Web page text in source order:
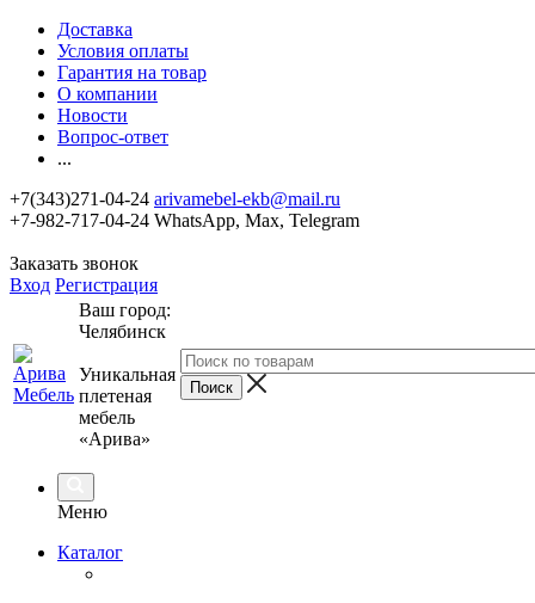
Доставка
Условия оплаты
Гарантия на товар
О компании
Новости
Вопрос-ответ
...
+7(343)271-04-24 arivamebel-ekb@mail.ru
+7-982-717-04-24 WhatsApp, Max, Telegram
Заказать звонок
Вход Регистрация
Ваш город:
Челябинск
Уникальная
плетеная
мебель
«Арива»
Меню
Каталог